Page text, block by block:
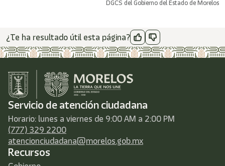
DGCS del Gobierno del Estado de Morelos
¿Te ha resultado útil esta página?
Servicio de atención ciudadana
Horario: lunes a viernes de 9:00 AM a 2:00 PM
(777) 329 2200
atencionciudadana@morelos.gob.mx
Recursos